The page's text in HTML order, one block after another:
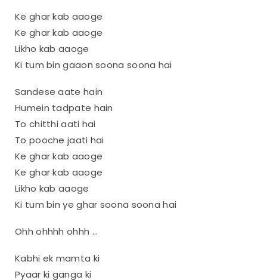
Ke ghar kab aaoge
Ke ghar kab aaoge
Likho kab aaoge
Ki tum bin gaaon soona soona hai
Sandese aate hain
Humein tadpate hain
To chitthi aati hai
To pooche jaati hai
Ke ghar kab aaoge
Ke ghar kab aaoge
Likho kab aaoge
Ki tum bin ye ghar soona soona hai
Ohh ohhhh ohhh …
Kabhi ek mamta ki
Pyaar ki ganga ki